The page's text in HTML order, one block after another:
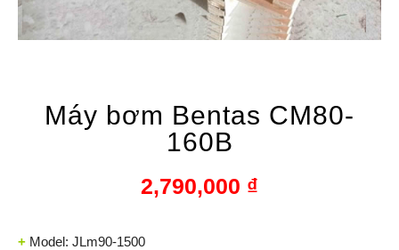
Máy bơm Bentas CM80-
160B
2,790,000 ₫
+ Model: JLm90-1500